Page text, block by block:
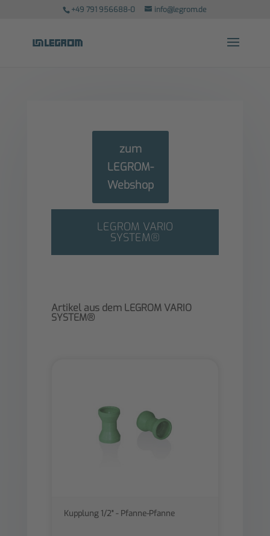
+49 791 956688-0 info@legrom.de
zum
LEGROM-
Webshop
LEGROM VARIO
SYSTEM®
Artikel aus dem LEGROM VARIO
SYSTEM®
Kupplung 1/2" - Pfanne-Pfanne